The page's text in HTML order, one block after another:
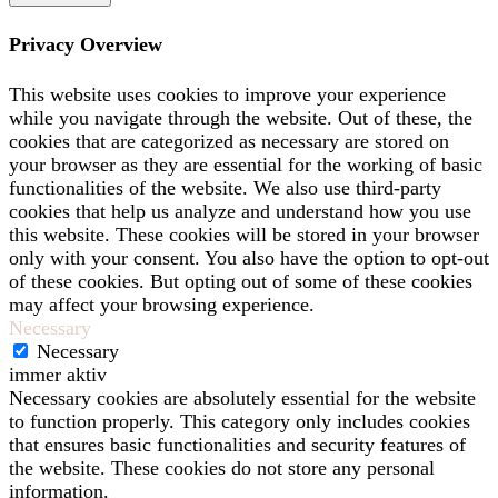
Privacy Overview
This website uses cookies to improve your experience
while you navigate through the website. Out of these, the
cookies that are categorized as necessary are stored on
your browser as they are essential for the working of basic
functionalities of the website. We also use third-party
cookies that help us analyze and understand how you use
this website. These cookies will be stored in your browser
only with your consent. You also have the option to opt-out
of these cookies. But opting out of some of these cookies
may affect your browsing experience.
Necessary
Necessary
immer aktiv
Necessary cookies are absolutely essential for the website
to function properly. This category only includes cookies
that ensures basic functionalities and security features of
the website. These cookies do not store any personal
information.